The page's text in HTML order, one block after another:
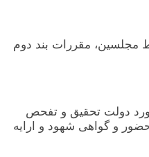
مجلسین‏، مقررات‏ بند دوم‏
دولت‏ تحقیق‏ و تفحص‏
و گواهی‏ شهود و ارایه‏